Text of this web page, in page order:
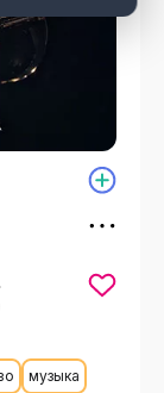
музыка